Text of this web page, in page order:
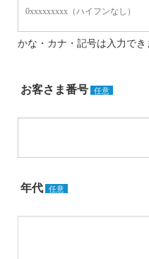
かな・カナ・記号は入力でき
お客さま番号 任意
年代 任意